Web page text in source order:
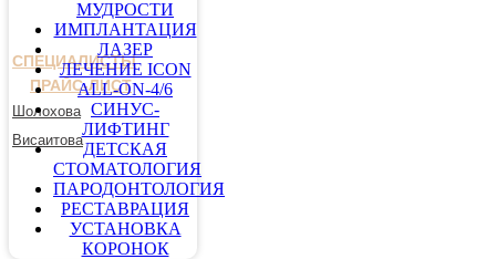
СПЕЦИАЛИСТЫ
ПРАЙС-ЛИСТ
Шолохова
Висаитова
МУДРОСТИ
ИМПЛАНТАЦИЯ
ЛАЗЕР
ЛЕЧЕНИЕ ICON
ALL-ON-4/6
СИНУС-
ЛИФТИНГ
ДЕТСКАЯ
СТОМАТОЛОГИЯ
ПАРОДОНТОЛОГИЯ
РЕСТАВРАЦИЯ
УСТАНОВКА
КОРОНОК